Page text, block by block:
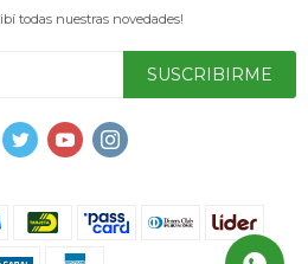
todas nuestras novedades!
SUSCRIBIRME
  